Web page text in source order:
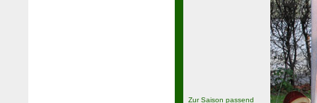
Zur Saison passend